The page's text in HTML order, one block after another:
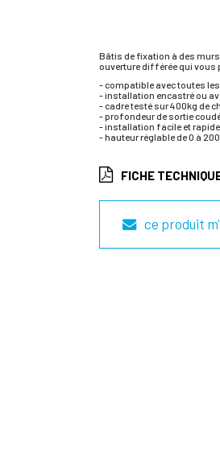
Bâtis de fixation à des
ouverture différée qui vous
- compatible avec toutes
- installation encastré ou
- cadre testé sur 400kg de
- profondeur de sortie
- installation facile et
- hauteur réglable de 0 à
FICHE
ce produit